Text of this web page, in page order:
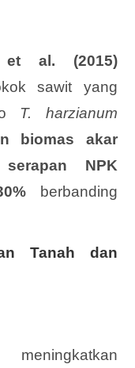
et al. (2015)
sawit yang
T. harzianum
biomas akar
serapan NPK
berbanding
Tanah dan